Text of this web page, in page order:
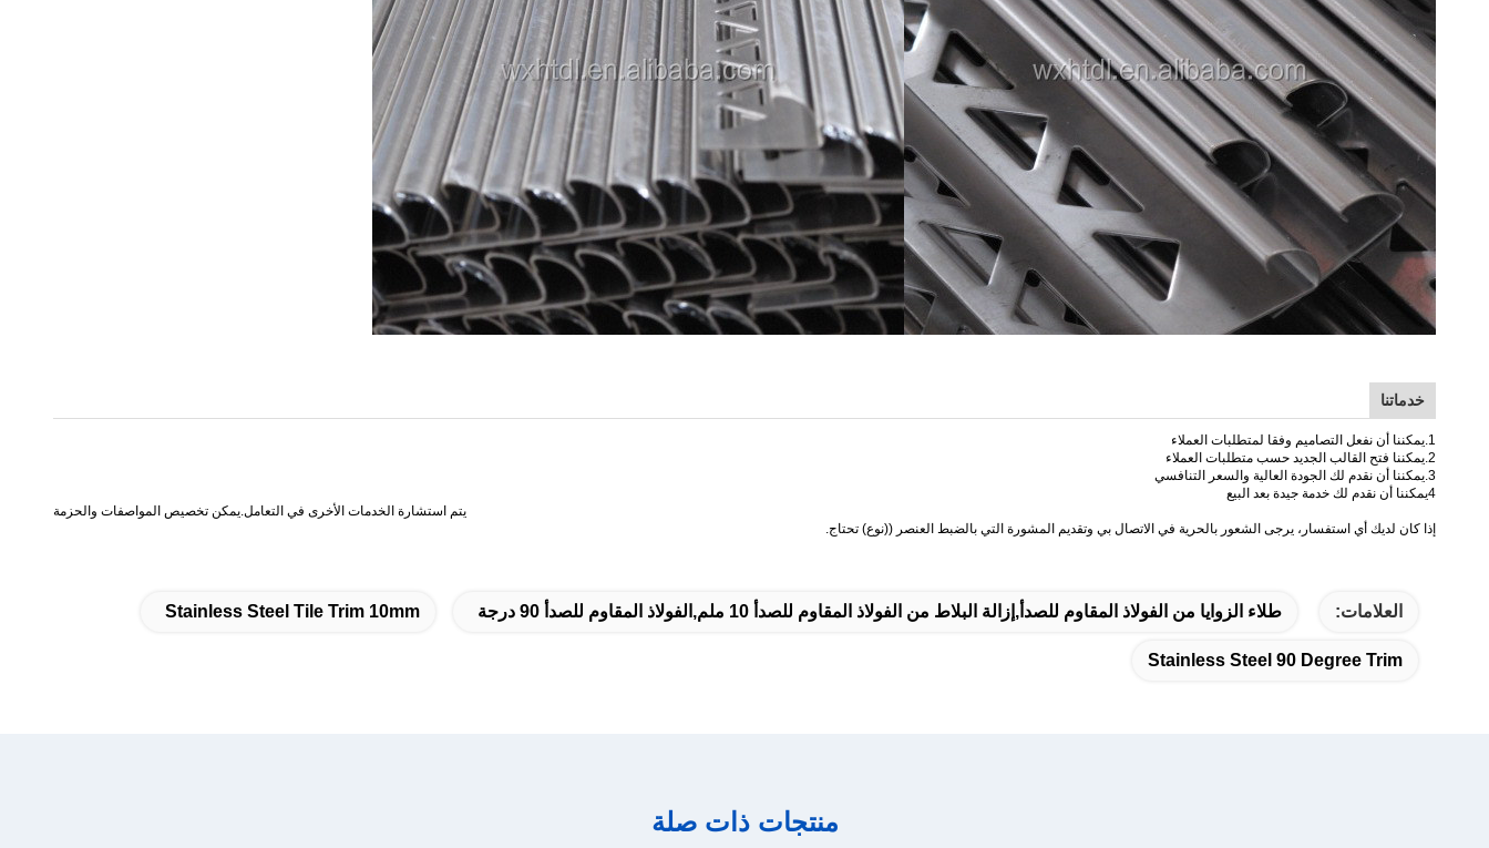
خدماتنا
1.يمكننا أن نفعل التصاميم وفقا لمتطلبات العملاء
2.يمكننا فتح القالب الجديد حسب متطلبات العملاء
3.يمكننا أن نقدم لك الجودة العالية والسعر التنافسي
4يمكننا أن نقدم لك خدمة جيدة بعد البيع
يتم استشارة الخدمات الأخرى في التعامل.يمكن تخصيص المواصفات والحزمة
إذا كان لديك أي استفسار، يرجى الشعور بالحرية في الاتصال بي وتقديم المشورة التي بالضبط العنصر ((نوع) تحتاج.
العلامات: طلاء الزوايا من الفولاذ المقاوم للصدأ,إزالة البلاط من الفولاذ المقاوم للصدأ 10 ملم,الفولاذ المقاوم للصدأ 90 درجة Stainless Steel Tile Trim 10mm
Stainless Steel 90 Degree Trim
منتجات ذات صلة